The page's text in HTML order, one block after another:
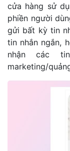
cửa hàng sử
phiền người
gửi bất kỳ tin
tin nhắn ngắn,
nhận các
marketing/